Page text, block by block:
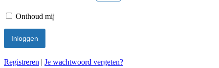
Onthoud mij
Registreren | Je wachtwoord vergeten?